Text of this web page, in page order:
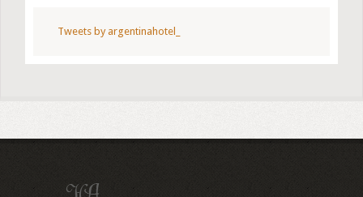
Tweets by argentinahotel_